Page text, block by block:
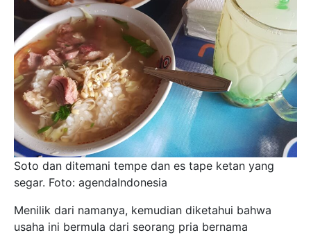
Soto dan ditemani tempe dan es tape ketan yang
segar. Foto: agendaIndonesia
Menilik dari namanya, kemudian diketahui bahwa
usaha ini bermula dari seorang pria bernama